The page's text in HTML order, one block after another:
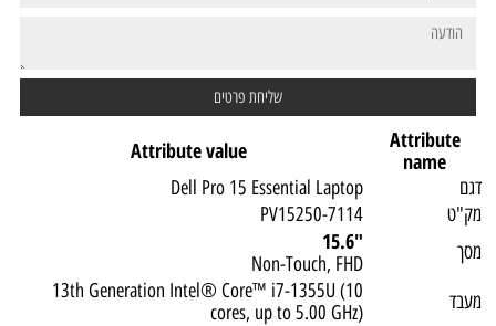
Attribute
name
Attribute value
דגם
Dell Pro 15 Essential Laptop
מק"ט
PV15250-7114
מסך
"15.6
Non-Touch, FHD
מעבד
13th Generation Intel® Core™ i7-1355U (10
cores, up to 5.00 GHz)